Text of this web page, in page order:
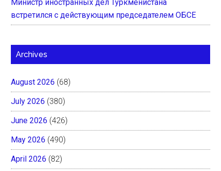
Министр иностранных дел Туркменистана
встретился с действующим председателем ОБСЕ
Archives
August 2026 (68)
July 2026 (380)
June 2026 (426)
May 2026 (490)
April 2026 (82)